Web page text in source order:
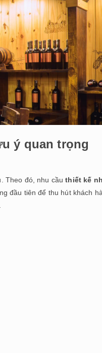
ý quan trọng
Theo đó, nhu cầuthiết kế
đầu tiên để thu hút khách